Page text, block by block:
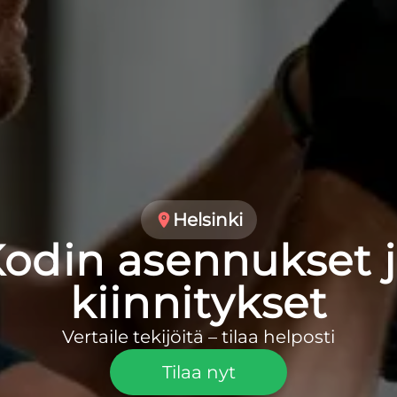
Helsinki
asennukset
kiinnitykset
Vertaile tekijöitä – tilaa helposti
Tilaa nyt